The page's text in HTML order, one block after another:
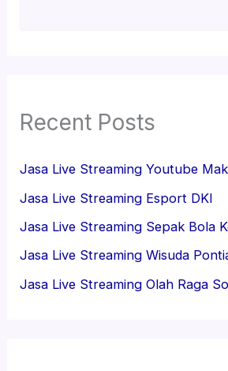
Recent Posts
Jasa Live Streaming Youtube
Jasa Live Streaming Esport DKI
Jasa Live Streaming Sepak Bola
Jasa Live Streaming Wisuda
Jasa Live Streaming Olah Raga